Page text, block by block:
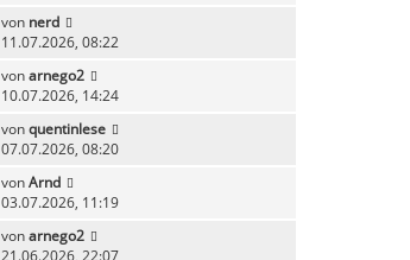
von nerd
11.07.2026, 08:22
vonarnego2
10.07.2026, 14:24
vonquentinlese
07.07.2026, 08:20
vonArnd
03.07.2026, 11:19
vonarnego2
21.06.2026, 22:07